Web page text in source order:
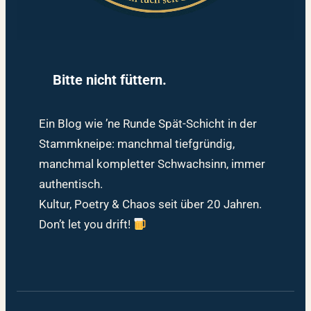
Bitte nicht füttern.
Ein Blog wie ’ne Runde Spät-Schicht in der
Stammkneipe: manchmal tiefgründig,
manchmal kompletter Schwachsinn, immer
authentisch.
Kultur, Poetry & Chaos seit über 20 Jahren.
Don’t let you drift!